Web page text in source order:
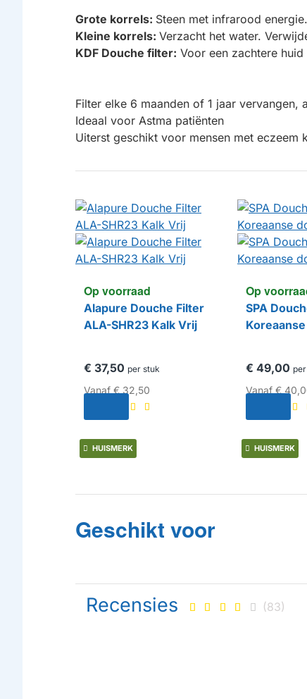
Grote korrels: Steen met infrarood
Kleine korrels: Verzacht het water.
KDF Douche filter: Voor een zachtere
Filter elke 6 maanden of 1 jaar
Ideaal voor Astma patiënten
Uiterst geschikt voor mensen met eczeem
HUISMERK
Op voorraad
Alapure Douche Filter
ALA-SHR23 Kalk Vrij
€ 37,50 per stuk
Vanaf € 32,50
HUISMERK
Op
SPA
€ 49,00
Vanaf€
Geschikt voor
Recensies (83)